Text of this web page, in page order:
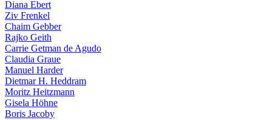
Diana Ebert
Ziv Frenkel
Chaim Gebber
Rajko Geith
Carrie Getman de Agudo
Claudia Graue
Manuel Harder
Dietmar H. Heddram
Moritz Heitzmann
Gisela Höhne
Boris Jacoby